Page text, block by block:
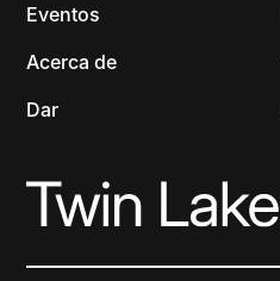
Eventos
Acerca de
Dar